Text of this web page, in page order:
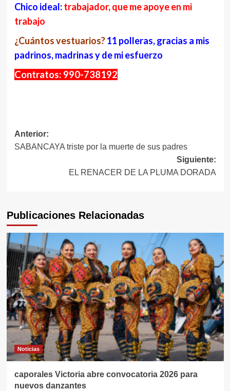
Chico ideal:trabajador, que me apoye en mi
trabajo
¿Cuántos vestuarios?11 polleras, gracias a mis
padrinos, madrinas y de mi esfuerzo
Contratos: 990-738192
Navegación
de
entradas
Anterior:
SABANCAYA triste por la muerte de sus padres
Siguiente:
EL RENACER DE LA PLUMA DORADA
Publicaciones Relacionadas
Noticias
caporales Victoria abre convocatoria 2026 para
nuevos danzantes